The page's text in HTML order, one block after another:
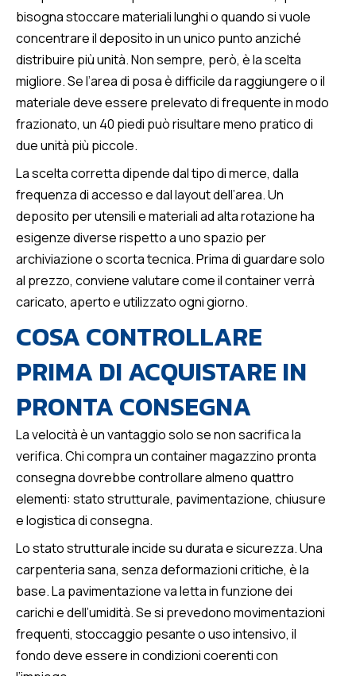
bisogna stoccare materiali lunghi o quando si vuole
concentrare il deposito in un unico punto anziché
distribuire più unità. Non sempre, però, è la scelta
migliore. Se l’area di posa è difficile da raggiungere o il
materiale deve essere prelevato di frequente in modo
frazionato, un 40 piedi può risultare meno pratico di
due unità più piccole.
La scelta corretta dipende dal tipo di merce, dalla
frequenza di accesso e dal layout dell’area. Un
deposito per utensili e materiali ad alta rotazione ha
esigenze diverse rispetto a uno spazio per
archiviazione o scorta tecnica. Prima di guardare solo
al prezzo, conviene valutare come il container verrà
caricato, aperto e utilizzato ogni giorno.
COSA CONTROLLARE
PRIMA DI ACQUISTARE IN
PRONTA CONSEGNA
La velocità è un vantaggio solo se non sacrifica la
verifica. Chi compra un container magazzino pronta
consegna dovrebbe controllare almeno quattro
elementi: stato strutturale, pavimentazione, chiusure
e logistica di consegna.
Lo stato strutturale incide su durata e sicurezza. Una
carpenteria sana, senza deformazioni critiche, è la
base. La pavimentazione va letta in funzione dei
carichi e dell’umidità. Se si prevedono movimentazioni
frequenti, stoccaggio pesante o uso intensivo, il
fondo deve essere in condizioni coerenti con